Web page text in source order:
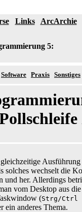
Links ArcArchie
5:
Software Praxis Sonstiges
wechselt die
und her. Allerdings
vom Desktop aus
(Strg/Ctrl
ein anderes Thema.